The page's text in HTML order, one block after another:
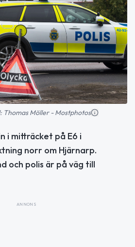
Thomas Möller - Mostphotos
i mitträcket på E6 i
norr om Hjärnarp.
och polis är på väg till
ANNONS